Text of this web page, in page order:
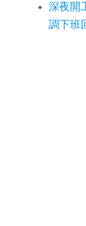
深夜開
調下班